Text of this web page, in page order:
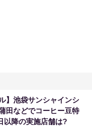
】池袋サンシャインシ
田などでコーヒー豆特
以降の実施店舗は?